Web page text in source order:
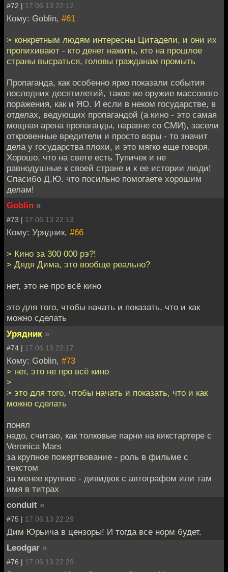
#72 | 17.06.13 22:12
Кому: Goblin, #61
> конкретным людям интересны Цитадели, и они их
пропихивают - кто денег нажить, кто на прошлое
страны высраться, головы гражданам промыть
Пропаганда, как особенно ярко показали события
последних десятилетий, такое же оружие массового
поражения, как и ЯО. И если в неком государстве, в
отделах, ведующих пропагандой (а кино - это самая
мощная арена пропаганды, наравне со СМИ), засели
откровенные вредители и просто воры - то значит
дела у государства плохи, и это мягко еще говоря.
Хорошо, что на свете есть Тупичек и не
равнодушные к своей стране и к ее истории люди!
Спасибо Д.Ю. что посильно помогаете хорошим
делам!
Goblin »
#73 | 17.06.13 22:13
Кому: Урядник, #66
> Кино за 300 000 рэ?!
> Дядя Дима, это вообще реально?
нет, это не про всё кино
это для того, чтобы начать и показать, что и как
можно сделать
Урядник »
#74 | 17.06.13 22:17
Кому: Goblin, #73
> нет, это не про всё кино
>
> это для того, чтобы начать и показать, что и как
можно сделать
понял
надо, считаю, как толковые парни на кикстартере с
Veronica Mars
за крупное пожертвование - роль в фильме с
текстом
за менее крупное - дивидюк с автографом или там
имя в титрах
conduit »
#75 | 17.06.13 22:29
Дим Юрьича в цензоры! И тогда все норм будет.
Leodgar »
#76 | 17.06.13 22:29